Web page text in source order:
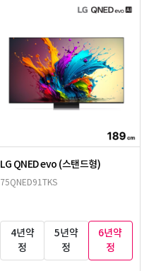
LG QNED evo (스탠드형)
75QNED91TKS
4년약
정
5년약
정
6년약
정